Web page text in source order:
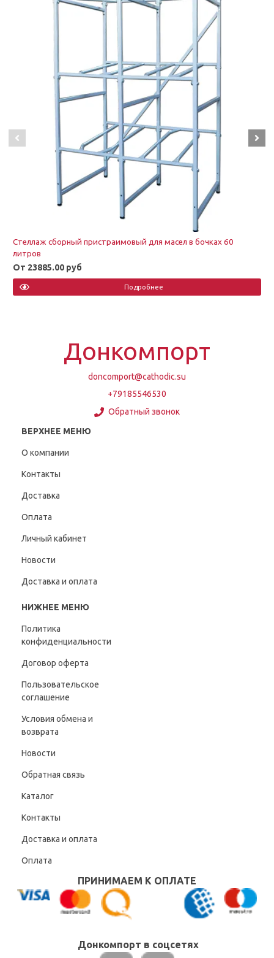
Стеллаж сборный пристраимовый для масел в бочках 60
литров
От 23885.00 руб
Подробнее
Донкомпорт
doncomport@cathodic.su
+79185546530
Обратный звонок
ВЕРХНЕЕ МЕНЮ
О компании
Контакты
Доставка
Оплата
Личный кабинет
Новости
Доставка и оплата
НИЖНЕЕ МЕНЮ
Политика
конфиденциальности
Договор оферта
Пользовательское
соглашение
Условия обмена и
возврата
Новости
Обратная связь
Каталог
Контакты
Доставка и оплата
Оплата
ПРИНИМАЕМ К ОПЛАТЕ
Донкомпорт в соцсетях